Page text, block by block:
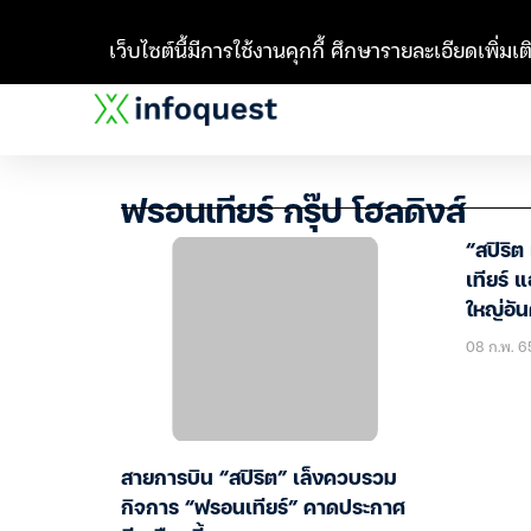
ฟรอนเทียร์ กรุ๊ป โฮลดิงส์
สายการบิน “สปิริต” เล็งควบรวม
กิจการ “ฟรอนเทียร์” คาดประกาศ
“สปิริต
เทียร์
ใหญ่อัน
08 ก.พ.
เว็บไซต์นี้มีการใช้งานคุกกี้ ศึกษารายละเอียดเพิ่มเ